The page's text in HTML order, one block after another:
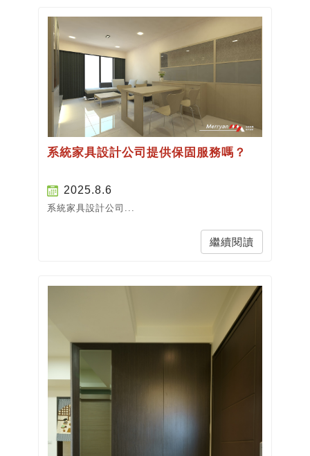
系統家具設計公司提供保固服務嗎？
2025.8.6
系統家具設計公司...
繼續閱讀